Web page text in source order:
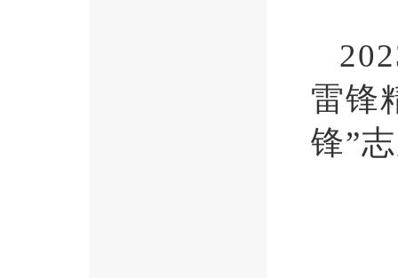
雷锋
锋”